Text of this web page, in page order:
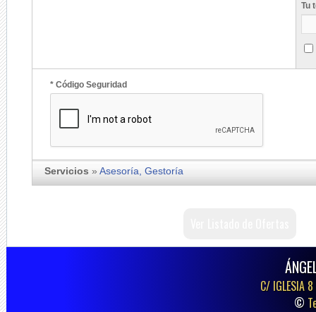
Tu
* Código Seguridad
Servicios »Asesoría, Gestoría
C/ IGLESIA
©